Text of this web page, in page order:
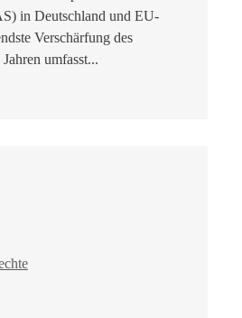
in Deutschland und EU-
Verschärfung des
umfasst...